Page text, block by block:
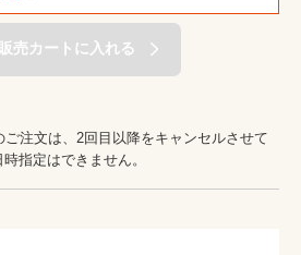
販売カートに入れる
注文は、2回目以降をキャンセルさせて
指定はできません。